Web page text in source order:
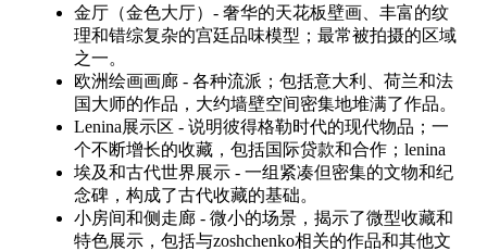
金厅（金色大厅）- 奢华的天花板壁画、丰富的纹
理和错综复杂的宫廷品味模型；最常被拍摄的区域
之一。
欧洲绘画画廊 - 各种流派；包括意大利、荷兰和法
国大师的作品，大约墙壁空间密集地堆满了作品。
Lenina展示区 - 说明彼得格勒时代的现代物品；一
个不断增长的收藏，包括国际贷款和合作；lenina
埃及和古代世界展示 - 一组紧凑但密集的文物和纪
念碑，构成了古代收藏的基础。
小房间和侧走廊 - 微小的场景，揭示了微型收藏和
特色展示，包括与zoshchenko相关的作品和其他文